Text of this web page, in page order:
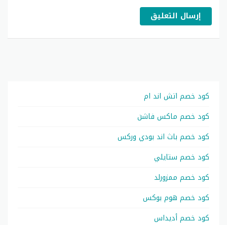
إرسال التعليق
كود خصم اتش اند ام
كود خصم ماكس فاشن
كود خصم باث اند بودي وركس
كود خصم ستايلي
كود خصم ممزورلد
كود خصم هوم بوكس
كود خصم أديداس